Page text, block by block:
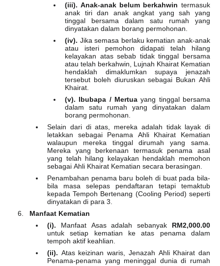
(iii). Anak-anak belum berkahwin termasuk
anak tiri dan anak angkat yang sah yang
tinggal bersama dalam satu rumah yang
dinyatakan dalam borang permohonan.
(iv). Jika semasa berlaku kematian anak-anak
atau isteri pemohon didapati telah hilang
kelayakan atas sebab tidak tinggal bersama
atau telah berkahwin, Lujnah Khairat Kematian
hendaklah dimaklumkan supaya jenazah
tersebut boleh diuruskan sebagai Bukan Ahli
Khairat.
(v). Ibubapa / Mertua yang tinggal bersama
dalam satu rumah yang dinyatakan dalam
borang permohonan.
Selain dari di atas, mereka adalah tidak layak di
letakkan sebagai Penama Ahli Khairat Kematian
walaupun mereka tinggal dirumah yang sama.
Mereka yang berkenaan termasuk penama asal
yang telah hilang kelayakan hendaklah memohon
sebagai Ahli Khairat Kematian secara berasingan.
Penambahan penama baru boleh di buat pada bila-
bila masa selepas pendaftaran tetapi temaktub
kepada Tempoh Bertenang (Cooling Period) seperti
dinyatakan di para 3.
Manfaat Kematian
(i). Manfaat Asas adalah sebanyak RM2,000.00
untuk setiap kematian ke atas penama dalam
tempoh aktif keahlian.
(ii). Atas keizinan waris, Jenazah Ahli Khairat dan
Penama-penama yang meninggal dunia di rumah